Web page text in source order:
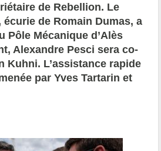
de Rebellion. Le
écurie de Romain Dumas, a
Pôle Mécanique d’Alès
Alexandre Pesci sera co-
Kuhni. L’assistance rapide
par Yves Tartarin et